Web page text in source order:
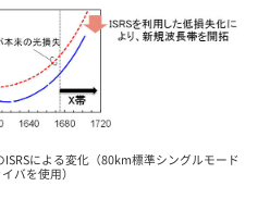
による変化（80km標準シングルモード
バを使用）